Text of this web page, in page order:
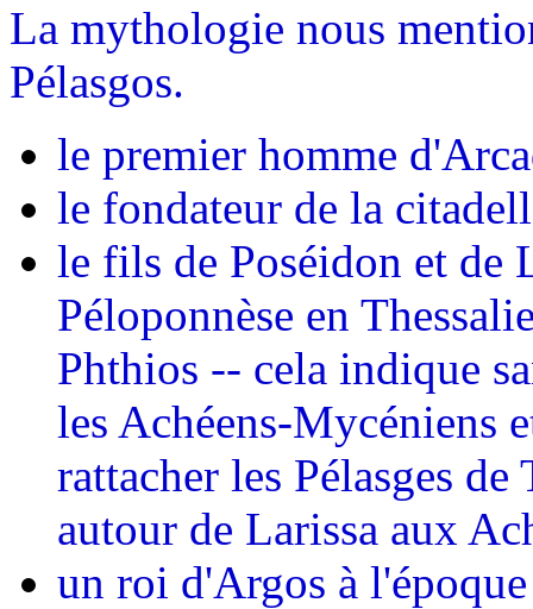
La mythologie nous
Pélasgos.
le premier homme
le fondateur de la
le fils de Poséidon et de
Péloponnèse en
Phthios -- cela indique
les Achéens-Mycéniens
rattacher les Pélasges
autour de Larissa aux
un roi d'Argos à